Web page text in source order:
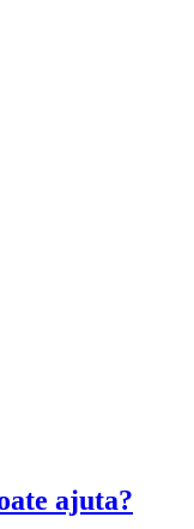
ajuta?